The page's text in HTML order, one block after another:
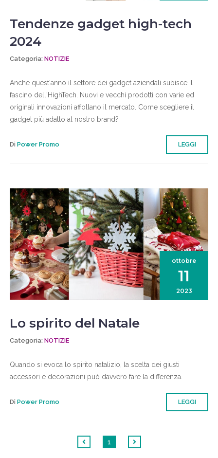
Tendenze gadget high-tech
2024
Categoria: NOTIZIE
Anche quest'anno il settore dei gadget aziendali subisce il
fascino dell'HighTech. Nuovi e vecchi prodotti con varie ed
originali innovazioni affollano il mercato. Come scegliere il
gadget più adatto al nostro brand?
Di Power Promo LEGGI
ottobre
11
2023
Lo spirito del Natale
Categoria: NOTIZIE
Quando si evoca lo spirito natalizio, la scelta dei giusti
accessori e decorazioni può davvero fare la differenza.
Di Power Promo LEGGI
1